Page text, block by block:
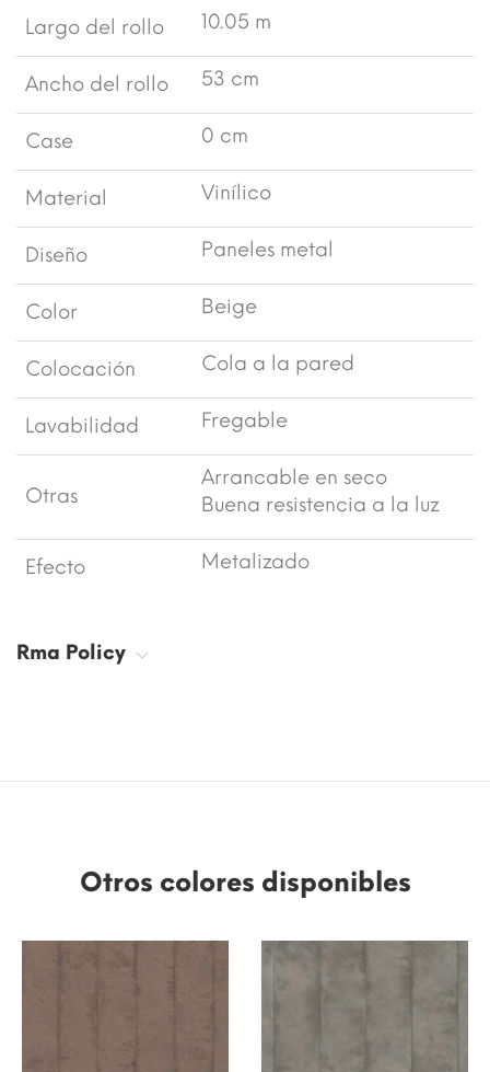
Largo del rollo 10.05 m
Ancho del rollo 53 cm
Case 0 cm
Material Vinílico
Diseño Paneles metal
Color Beige
Colocación Cola a la pared
Lavabilidad Fregable
Otras
Arrancable en seco
Buena resistencia a la luz
Efecto Metalizado
Rma Policy
Otros colores disponibles